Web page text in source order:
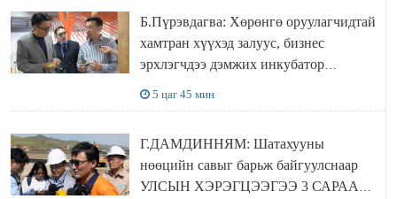
Б.Пүрэвдагва: Хөрөнгө оруулагчидтай
хамтран хүүхэд залуус, бизнес
эрхлэгчдээ дэмжих инкубатор
5 цаг 45 мин
Г.ДАМДИННЯМ: Шатахууны
нөөцийн савыг барьж байгуулснаар
УЛСЫН ХЭРЭГЦЭЭГЭЭ 3 САРААР